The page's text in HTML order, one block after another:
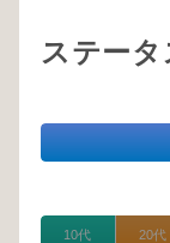
ステー
10代 20代